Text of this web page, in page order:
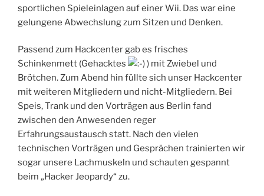
sportlichen Spieleinlagen auf einer Wii. Das war eine
gelungene Abwechslung zum Sitzen und Denken.
Passend zum Hackcenter gab es frisches
Schinkenmett (Gehacktes
) mit Zwiebel und
Brötchen. Zum Abend hin füllte sich unser Hackcenter
mit weiteren Mitgliedern und nicht-Mitgliedern. Bei
Speis, Trank und den Vorträgen aus Berlin fand
zwischen den Anwesenden reger
Erfahrungsaustausch statt. Nach den vielen
technischen Vorträgen und Gesprächen trainierten wir
sogar unsere Lachmuskeln und schauten gespannt
beim „Hacker Jeopardy“ zu.